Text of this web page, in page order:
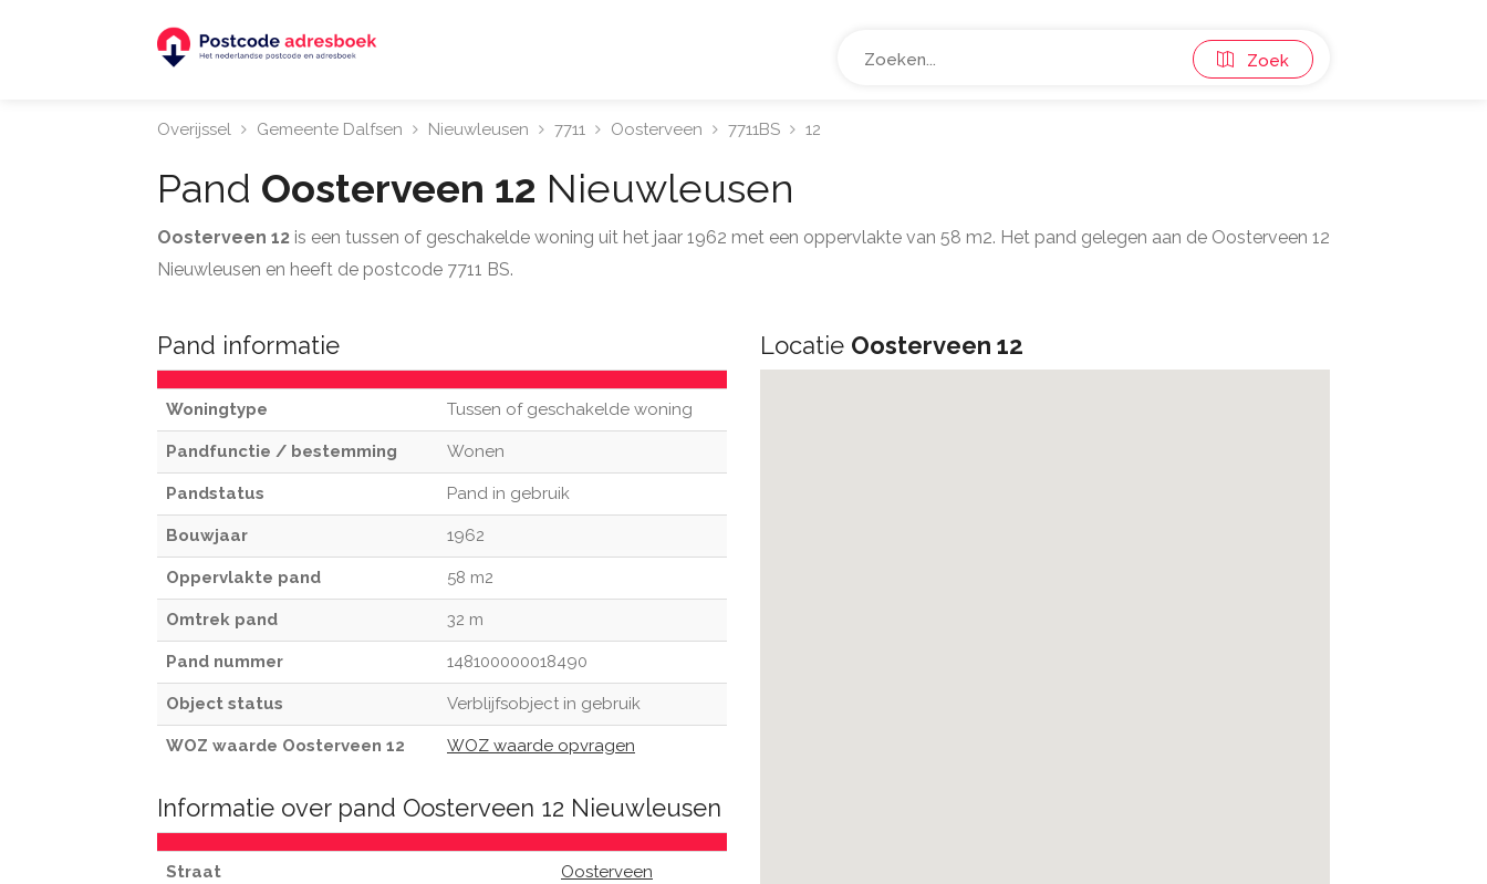
Zoek
Overijssel Gemeente Dalfsen Nieuwleusen 7711 Oosterveen 7711BS 12
Pand Oosterveen 12 Nieuwleusen
Oosterveen 12 is een tussen of geschakelde woning uit het jaar 1962 met een oppervlakte van 58 m2. Het pand gelegen aan de Oosterveen 12
Nieuwleusen en heeft de postcode 7711 BS.
Pand informatie
Woningtype Tussen of geschakelde woning
Pandfunctie / bestemming Wonen
Pandstatus Pand in gebruik
Bouwjaar 1962
Oppervlakte pand 58 m2
Omtrek pand 32 m
Pand nummer 148100000018490
Object status Verblijfsobject in gebruik
WOZ waarde Oosterveen 12 WOZ waarde opvragen
Informatie over pand Oosterveen 12 Nieuwleusen
Straat Oosterveen
Locatie Oosterveen 12